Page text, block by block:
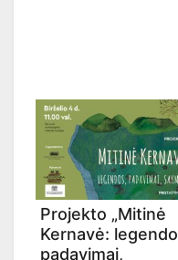
Projekto „Mitinė
Kernavė:
padavimai,